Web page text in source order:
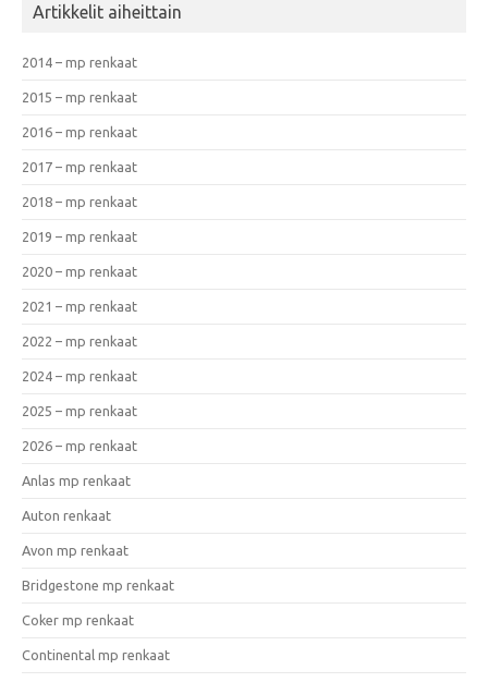
Artikkelit aiheittain
2014 – mp renkaat
2015 – mp renkaat
2016 – mp renkaat
2017 – mp renkaat
2018 – mp renkaat
2019 – mp renkaat
2020 – mp renkaat
2021 – mp renkaat
2022 – mp renkaat
2024 – mp renkaat
2025 – mp renkaat
2026 – mp renkaat
Anlas mp renkaat
Auton renkaat
Avon mp renkaat
Bridgestone mp renkaat
Coker mp renkaat
Continental mp renkaat